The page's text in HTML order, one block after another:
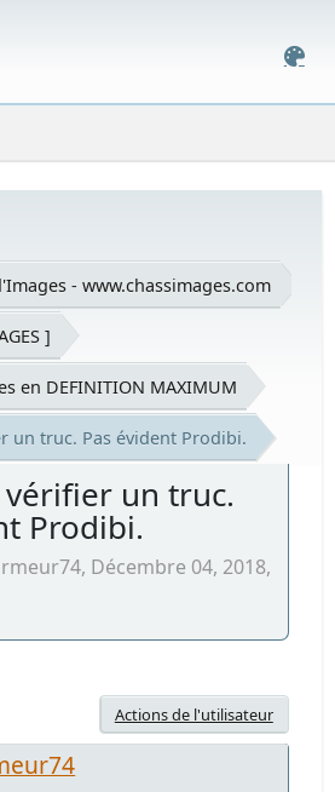
- www.chassimages.com
]
en DEFINITION MAXIMUM
un truc. Pas évident Prodibi.
un truc.
Prodibi.
Décembre 04, 2018,
Actions de l'utilisateur